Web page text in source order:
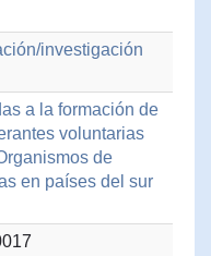
investigación
a la formación de
voluntarias
de
en países del sur